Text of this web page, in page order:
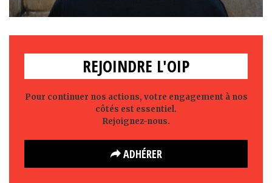
REJOINDRE L'OIP
Pour continuer nos actions, votre engagement à nos
côtés est essentiel.
Rejoignez-nous.
ADHÉRER